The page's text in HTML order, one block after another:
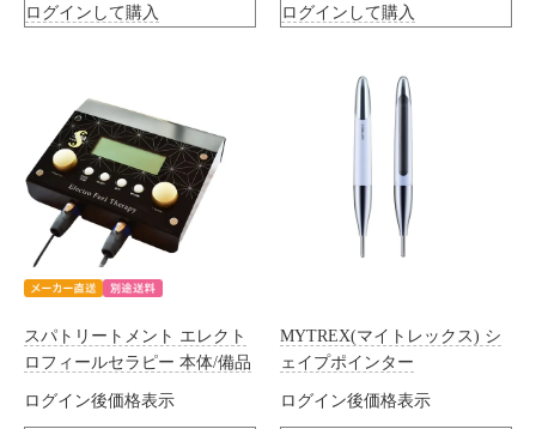
ログインして購入 ログインして購入
スパトリートメント エレクト
ロフィールセラピー 本体/備品
ログイン後価格表示
MYTREX(マイトレックス) シ
ェイプポインター
ログイン後価格表示